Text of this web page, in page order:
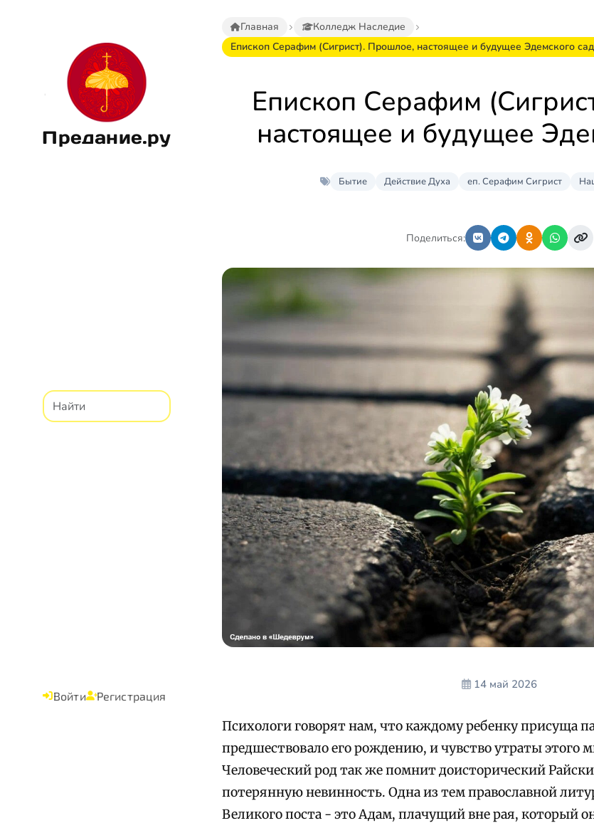
Предание.ру
Войти Регистрация
Главная
Колледж Наследие
Епископ Серафим (Сигрист). Прошлое, настоящее и будущее Эдемского
Епископ Серафим
настоящее и будущее
Бытие Действие Духа еп. Серафим Сигрист
Поделиться:
14 май 2026
Психологи говорят нам, что каждому ребенку присуща
предшествовало его рождению, и чувство утраты этого
Человеческий род так же помнит доисторический
потерянную невинность. Одна из тем православной
Великого поста - это Адам, плачущий вне рая, который